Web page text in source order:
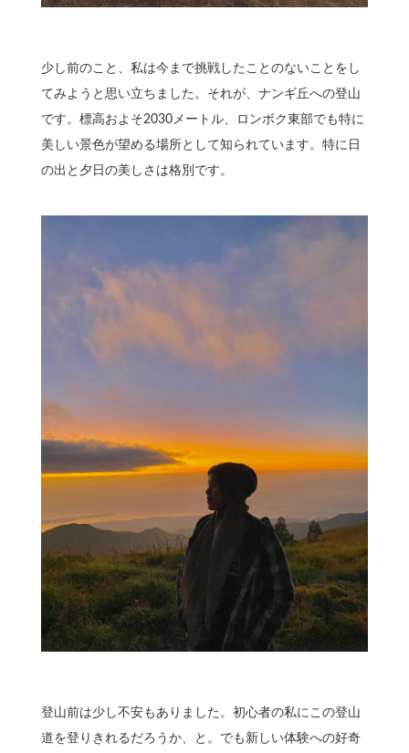
少し前のこと、私は今まで挑戦したことのないことをし
てみようと思い立ちました。それが、ナンギ丘への登山
です。標高およそ2030メートル、ロンボク東部でも特に
美しい景色が望める場所として知られています。特に日
の出と夕日の美しさは格別です。
登山前は少し不安もありました。初心者の私にこの登山
道を登りきれるだろうか、と。でも新しい体験への好奇